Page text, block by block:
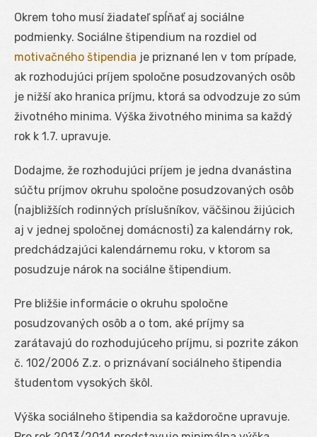
Okrem toho musí žiadateľ spĺňať aj sociálne
podmienky. Sociálne štipendium na rozdiel od
motivačného štipendia je priznané len v tom prípade,
ak rozhodujúci príjem spoločne posudzovaných osôb
je nižší ako hranica príjmu, ktorá sa odvodzuje zo súm
životného minima. Výška životného minima sa každý
rok k 1.7. upravuje.
Dodajme, že rozhodujúci príjem je jedna dvanástina
súčtu príjmov okruhu spoločne posudzovaných osôb
(najbližších rodinných príslušníkov, väčšinou žijúcich
aj v jednej spoločnej domácnosti) za kalendárny rok,
predchádzajúci kalendárnemu roku, v ktorom sa
posudzuje nárok na sociálne štipendium.
Pre bližšie informácie o okruhu spoločne
posudzovaných osôb a o tom, aké príjmy sa
zarátavajú do rozhodujúceho príjmu, si pozrite zákon
č. 102/2006 Z.z. o priznávaní sociálneho štipendia
študentom vysokých škôl.
Výška sociálneho štipendia sa každoročne upravuje.